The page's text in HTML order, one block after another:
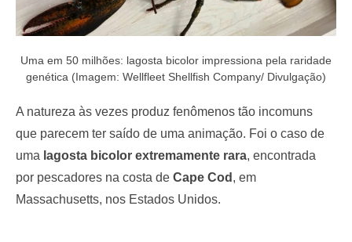
Uma em 50 milhões: lagosta bicolor impressiona pela raridade
genética (Imagem: Wellfleet Shellfish Company/ Divulgação)
A natureza às vezes produz fenômenos tão incomuns
que parecem ter saído de uma animação. Foi o caso de
uma lagosta bicolor extremamente rara, encontrada
por pescadores na costa de Cape Cod , em
Massachusetts, nos Estados Unidos.